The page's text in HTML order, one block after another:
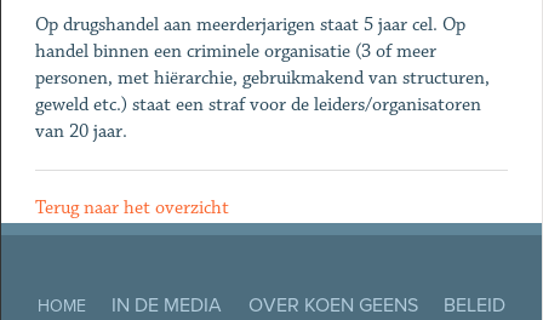
Op drugshandel aan meerderjarigen staat 5 jaar cel. Op
handel binnen een criminele organisatie (3 of meer
personen, met hiërarchie, gebruikmakend van structuren,
geweld etc.) staat een straf voor de leiders/organisatoren
van 20 jaar.
Terug naar het overzicht
HOME IN DE MEDIA OVER KOEN GEENS
BELEID